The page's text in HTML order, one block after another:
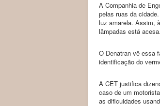
A Companhia de
pelas ruas da
luz amarela. Assim,
lâmpadas está acesa.
O Denatran vê essa
identificação do
A CET justifica
caso de um
as dificuldades